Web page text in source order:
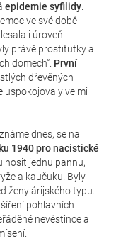
epidemie syfilidy.
ve své době
i úroveň
právě prostitutky a
domech“. První
dřevěných
uspokojovaly velmi
dnes, se na
1940 pro nacistické
nosit jednu pannu,
a kaučuku. Byly
ženy árijského typu.
pohlavních
nevěstince a